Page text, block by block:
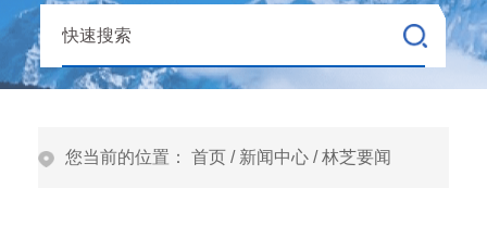
您当前的位置： 首页 / 新闻中心 /林芝要闻